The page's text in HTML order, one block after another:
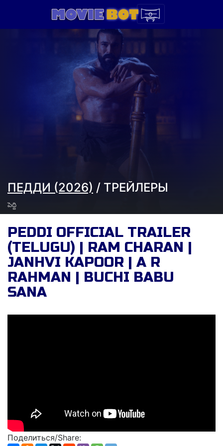
ПЕДДИ (2026) / ТРЕЙЛЕРЫ
పెద్ది
PEDDI OFFICIAL TRAILER
(TELUGU) | RAM CHARAN |
JANHVI KAPOOR | A R
RAHMAN | BUCHI BABU
SANA
Поделиться/Share: